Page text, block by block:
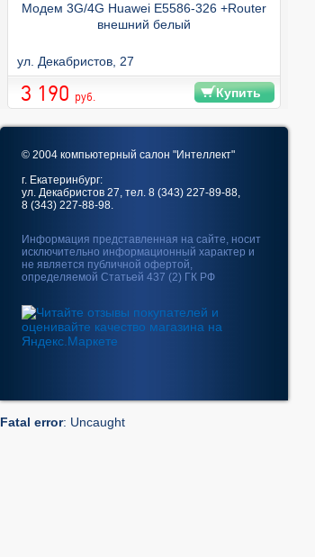
Модем 3G/4G Huawei E5586-326 +Router
внешний белый
ул. Декабристов, 27
3 190 руб. Купить
© 2004 компьютерный салон "Интеллект"
г. Екатеринбург:
ул. Декабристов 27, тел. 8 (343) 227-89-88,
8 (343) 227-88-98.
Информация представленная на сайте, носит
исключительно информационный характер и
не является публичной офертой,
определяемой Статьей 437 (2) ГК РФ
Fatal error: Uncaught